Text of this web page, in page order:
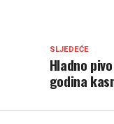
SLJEDEĆE
Hladno
godina